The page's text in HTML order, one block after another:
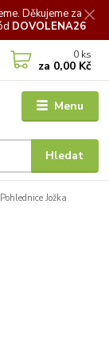
Děkujeme za
DOVOLENA26
Menu
Hledat
0 ks
za 0,00 Kč
Pohlednice Jožka